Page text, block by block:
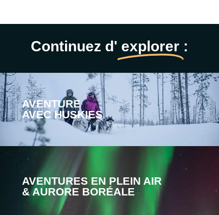
Continuez d' explorer :
AVENTURE
AVEC HUSKIES
AVENTURES EN PLEIN AIR
& AURORE BORÉALE